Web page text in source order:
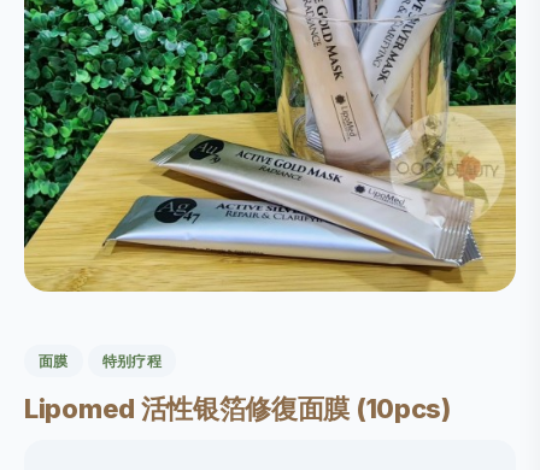
面膜 特别疗程
Lipomed 活性银箔修復面膜 (10pcs)